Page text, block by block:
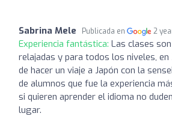
Sabrina Mele Publicada en 2
Experiencia fantástica: Las clases
relajadas y para todos los niveles,
de hacer un viaje a Japón con la
de alumnos que fue la experiencia
si quieren aprender el idioma no
lugar.